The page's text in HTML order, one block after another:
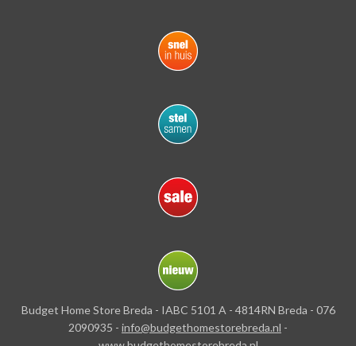
Budget Home Store Breda - IABC 5101 A - 4814RN Breda - 076
2090935 - info@budgethomestorebreda.nl -